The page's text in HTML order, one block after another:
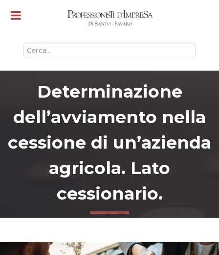
Determinazione
dell’avviamento nella
cessione di un’azienda
agricola. Lato
cessionario.